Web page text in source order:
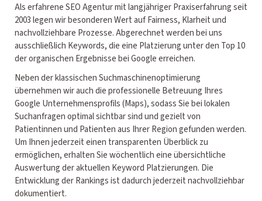
Als erfahrene SEO Agentur mit langjähriger Praxiserfahrung seit
2003 legen wir besonderen Wert auf Fairness, Klarheit und
nachvollziehbare Prozesse. Abgerechnet werden bei uns
ausschließlich Keywords, die eine Platzierung unter den Top 10
der organischen Ergebnisse bei Google erreichen.
Neben der klassischen Suchmaschinenoptimierung
übernehmen wir auch die professionelle Betreuung Ihres
Google Unternehmensprofils (Maps), sodass Sie bei lokalen
Suchanfragen optimal sichtbar sind und gezielt von
Patientinnen und Patienten aus Ihrer Region gefunden werden.
Um Ihnen jederzeit einen transparenten Überblick zu
ermöglichen, erhalten Sie wöchentlich eine übersichtliche
Auswertung der aktuellen Keyword Platzierungen. Die
Entwicklung der Rankings ist dadurch jederzeit nachvollziehbar
dokumentiert.